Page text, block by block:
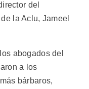
del
la Aclu, Jameel
abogados del
a los
bárbaros,